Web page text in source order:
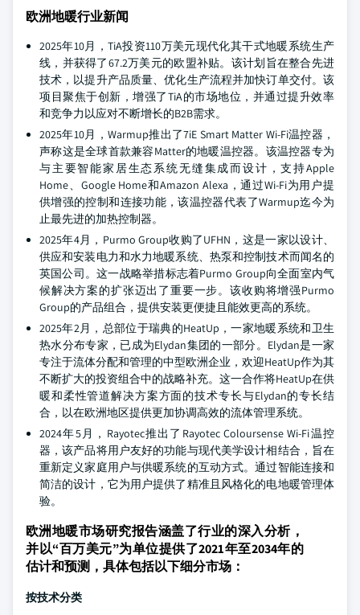
欧洲地暖行业新闻
2025年10月，TiA投资110万美元现代化其干式地暖系统生产
线，并获得了67.2万美元的欧盟补贴。该计划旨在整合先进
技术，以提升产品质量、优化生产流程并加快订单交付。该
项目聚焦于创新，增强了TiA的市场地位，并通过提升效率
和竞争力以应对不断增长的B2B需求。
2025年10月，Warmup推出了7iE Smart Matter Wi-Fi温控器，
声称这是全球首款兼容Matter的地暖温控器。该温控器专为
与主要智能家居生态系统无缝集成而设计，支持Apple
Home、Google Home和Amazon Alexa，通过Wi-Fi为用户提
供增强的控制和连接功能，该温控器代表了Warmup迄今为
止最先进的加热控制器。
2025年4月，Purmo Group收购了UFHN，这是一家以设计、
供应和安装电力和水力地暖系统、热泵和控制技术而闻名的
英国公司。这一战略举措标志着Purmo Group向全面室内气
候解决方案的扩张迈出了重要一步。该收购将增强Purmo
Group的产品组合，提供安装更便捷且能效更高的系统。
2025年2月，总部位于瑞典的HeatUp，一家地暖系统和卫生
热水分布专家，已成为Elydan集团的一部分。Elydan是一家
专注于流体分配和管理的中型欧洲企业，欢迎HeatUp作为其
不断扩大的投资组合中的战略补充。这一合作将HeatUp在供
暖和柔性管道解决方案方面的技术专长与Elydan的专长结
合，以在欧洲地区提供更加协调高效的流体管理系统。
2024年5月，Rayotec推出了Rayotec Coloursense Wi-Fi温控
器，该产品将用户友好的功能与现代美学设计相结合，旨在
重新定义家庭用户与供暖系统的互动方式。通过智能连接和
简洁的设计，它为用户提供了精准且风格化的电地暖管理体
验。
欧洲地暖市场研究报告涵盖了行业的深入分析，
并以“百万美元”为单位提供了2021年至2034年的
估计和预测，具体包括以下细分市场：
按技术分类